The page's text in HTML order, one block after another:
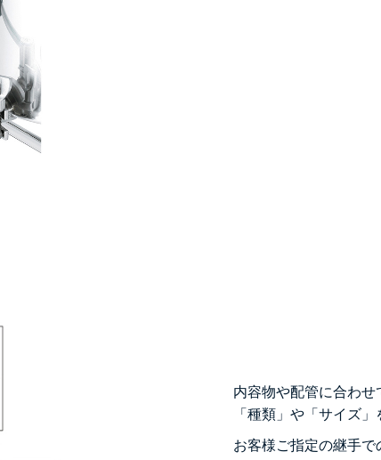
内容物や配管に合わせ
「種類」や「サイズ」
お客様ご指定の継手で